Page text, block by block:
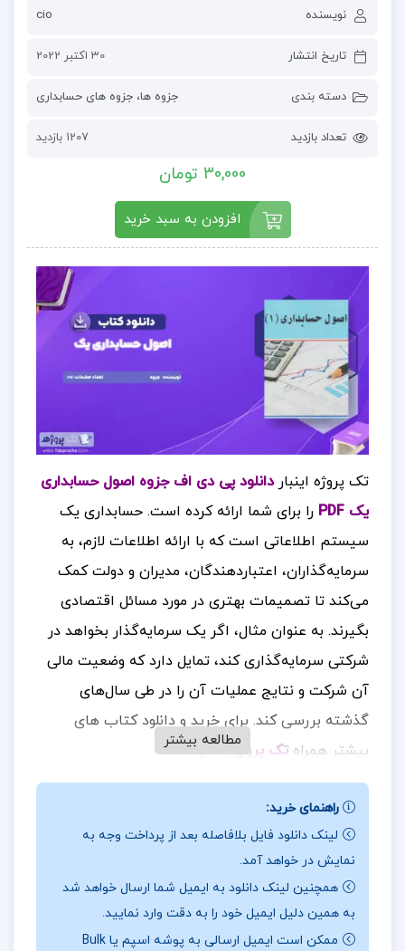
نویسنده cio
تاریخ انتشار 30 اکتبر 2022
دسته بندی جزوه ها، جزوه های حسابداری
تعداد بازدید 1207 بازدید
30,000 تومان
افزودن به سبد خرید
تک پروژه اینبار دانلود پی دی اف جزوه اصول حسابداری
یک PDF
را برای شما ارائه کرده است. حسابداری یک
سیستم اطلاعاتی است که با ارائه اطلاعات لازم، به
سرمایه‌گذاران، اعتباردهندگان، مدیران و دولت کمک
می‌کند تا تصمیمات بهتری در مورد مسائل اقتصادی
بگیرند. به عنوان مثال، اگر یک سرمایه‌گذار بخواهد در
شرکتی سرمایه‌گذاری کند، تمایل دارد که وضعیت مالی
آن شرکت و نتایج عملیات آن را در طی سال‌های
گذشته بررسی کند. برای خرید و دانلود کتاب های
بیشتر همراه تک پروژهباشید.
نقد جزوه اصول حسابداری یک
این جزوه با بیان نکات اساسی و مهم، به دانشجویان و
علاقه‌مندان کمک می‌کند تا مهارت‌ها و دانش لازم برای
انجام وظایف حسابداری خود را به بهترین نحو ممکن
کسب کنند و درک عمیقی از اصول و مفاهیم حسابداری
مطالعه بیشتر
راهنمای خرید:
لینک دانلود فایل بلافاصله بعد از پرداخت وجه به
نمایش در خواهد آمد.
همچنین لینک دانلود به ایمیل شما ارسال خواهد شد
به همین دلیل ایمیل خود را به دقت وارد نمایید.
ممکن است ایمیل ارسالی به پوشه اسپم یا Bulk